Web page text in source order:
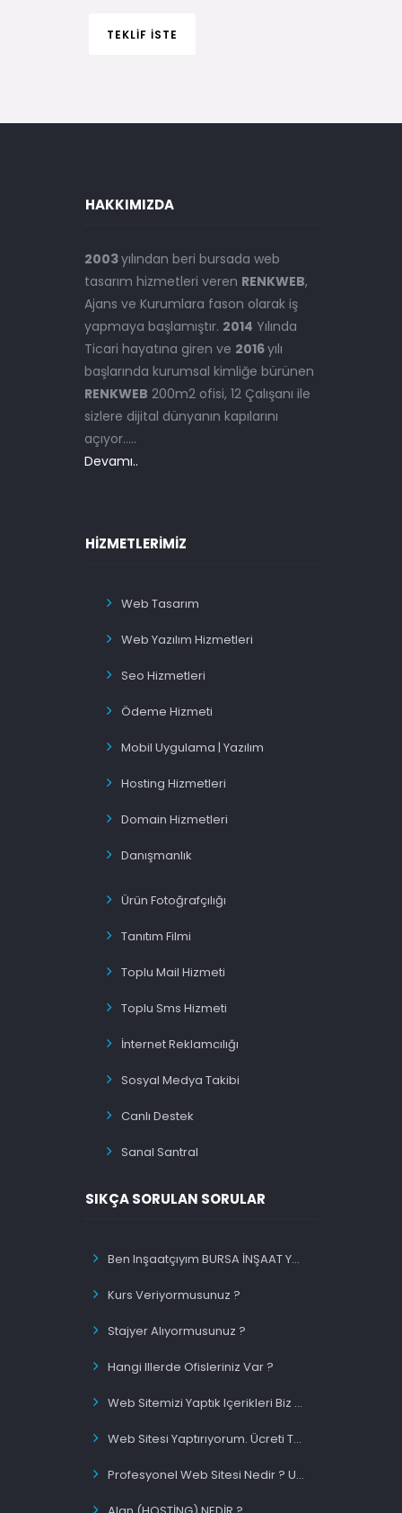
TEKLİF İSTE
HAKKIMIZDA
2003yılından beri bursada web
tasarım hizmetleri veren RENKWEB,
Ajans ve Kurumlara fason olarak iş
yapmaya başlamıştır. 2014 Yılında
Ticari hayatına giren ve 2016yılı
başlarında kurumsal kimliğe bürünen
RENKWEB 200m2 ofisi, 12 Çalışanı ile
sizlere dijital dünyanın kapılarını
açıyor.....
Devamı..
HIZMETLERIMIZ
Web Tasarım
Web Yazılım Hizmetleri
Seo Hizmetleri
Ödeme Hizmeti
Mobil Uygulama | Yazılım
Hosting Hizmetleri
Domain Hizmetleri
Danışmanlık
Ürün Fotoğrafçılığı
Tanıtım Filmi
Toplu Mail Hizmeti
Toplu Sms Hizmeti
İnternet Reklamcılığı
Sosyal Medya Takibi
Canlı Destek
Sanal Santral
SIKÇA SORULAN SORULAR
Ben Inşaatçıyım BURSA İNŞAAT Yazınca Ilk Sırada Olacakmıyım ?
Kurs Veriyormusunuz ?
Stajyer Alıyormusunuz ?
Hangi Illerde Ofisleriniz Var ?
Web Sitemizi Yaptık Içerikleri Biz Migiriyorsunuz Siz Mi ?
Web Sitesi Yaptırıyorum. Ücreti Tek Sefermi Ödeyeceğim ?
Profesyonel Web Sitesi Nedir ? Uygun Fiyatlı Web Site Nedir ?